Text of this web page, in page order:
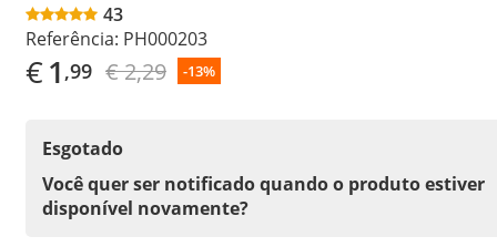
43
Referência: PH000203
€1 ,99 € 2,29 -13%
Esgotado
Você quer ser notificado quando o produto estiver
disponível novamente?